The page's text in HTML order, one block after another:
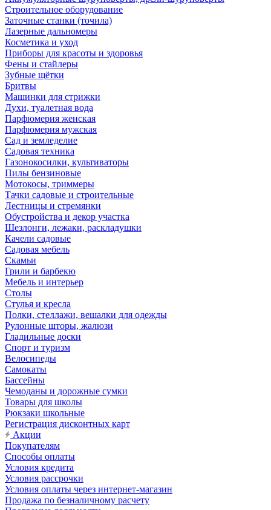
Строительное оборудование
Заточные станки (точила)
Лазерные дальномеры
Косметика и уход
Приборы для красоты и здоровья
Фены и стайлеры
Зубные щётки
Бритвы
Машинки для стрижки
Духи, туалетная вода
Парфюмерия женская
Парфюмерия мужская
Сад и земледелие
Садовая техника
Газонокосилки, культиваторы
Пилы бензиновые
Мотокосы, триммеры
Тачки садовые и строительные
Лестницы и стремянки
Обустройства и декор участка
Шезлонги, лежаки, раскладушки
Качели садовые
Садовая мебель
Скамьи
Грили и барбекю
Мебель и интерьер
Столы
Стулья и кресла
Полки, стеллажи, вешалки для одежды
Рулонные шторы, жалюзи
Гладильные доски
Спорт и туризм
Велосипеды
Самокаты
Бассейны
Чемоданы и дорожные сумки
Товары для школы
Рюкзаки школьные
Регистрация дисконтных карт
Акции
Покупателям
Способы оплаты
Условия кредита
Условия рассрочки
Условия оплаты через интернет-магазин
Продажа по безналичному расчету